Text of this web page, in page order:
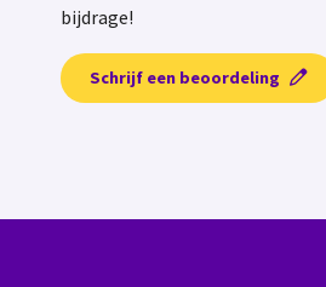
bijdrage!
Schrijf een beoordeling